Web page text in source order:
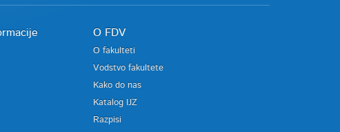
O FDV
O fakulteti
Vodstvo fakultete
Kako do nas
Katalog IJZ
Razpisi